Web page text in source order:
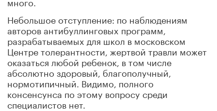
Небольшое отступление: по наблюдениям
авторов антибуллинговых программ,
разрабатываемых для школ в московском
Центре толерантности, жертвой травли может
оказаться любой ребенок, в том числе
абсолютно здоровый, благополучный,
нормотипичный. Видимо, полного
консенсунса по этому вопросу среди
специалистов нет.